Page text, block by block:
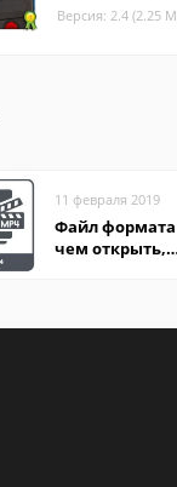
Версия: 2.4 (2.25
11 февраля 2019
Файл формата
чем открыть,